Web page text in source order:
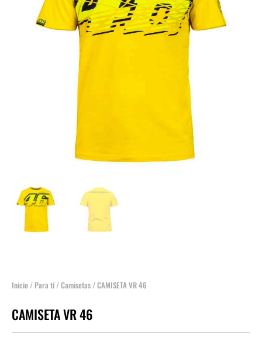
Inicio / Para tí/Camisetas / CAMISETA VR 46
CAMISETA VR 46